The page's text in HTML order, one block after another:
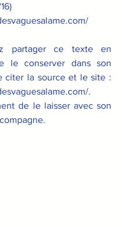
partager ce texte en
le conserver dans son
citer la source et le site :
.
de le laisser avec son